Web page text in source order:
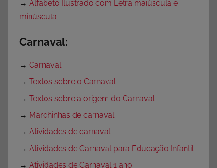
→ Alfabeto Ilustrado com Letra maiúscula e
minúscula
Carnaval:
→ Carnaval
→ Textos sobre o Carnaval
→ Textos sobre a origem do Carnaval
→ Marchinhas de carnaval
→ Atividades de carnaval
→ Atividades de Carnaval para Educação Infantil
→ Atividades de Carnaval 1 ano